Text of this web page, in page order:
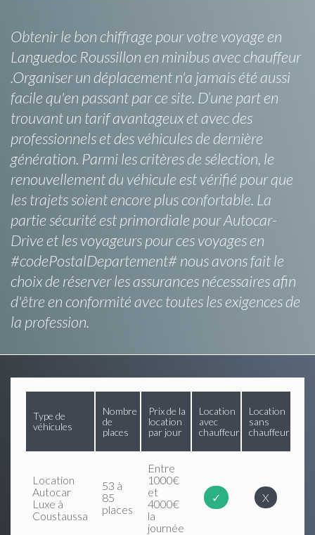
Obtenir le bon chiffrage pour votre voyage en
Languedoc Roussillon en minibus avec chauffeur
.Organiser un déplacement n'a jamais été aussi
facile qu'en passant par ce site. D’une part en
trouvant un tarif avantageux et avec des
professionnels et des véhicules de dernière
génération. Parmi les critères de sélection, le
renouvellement du véhicule est vérifié pour que
les trajets soient encore plus confortable. La
partie sécurité est primordiale pour Autocar-
Drive et les voyageurs pour ces voyages en
#codePostalDepartement# nous avons fait le
choix de réserver les assurances nécessaires afin
d'être en conformité avec toutes les exigences de
la profession.
Type de
véhicules
Nombre
de
places
Prix de la
location
par jour
Location
avec
chauffeur
Location
sans
chauffeur
Location
Autocar
Luxe à
Coustaussa
53 à
85
places
Entre
1000€
et
4000€
la
journée
✓ X